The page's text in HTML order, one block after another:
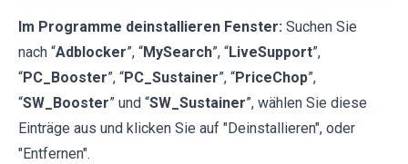
Im Programme deinstallieren Fenster: Suchen Sie
nach “Adblocker”, “MySearch”, “LiveSupport”,
“PC_Booster”, “PC_Sustainer”, “PriceChop”,
“SW_Booster” und “SW_Sustainer”, wählen Sie diese
Einträge aus und klicken Sie auf "Deinstallieren", oder
"Entfernen".